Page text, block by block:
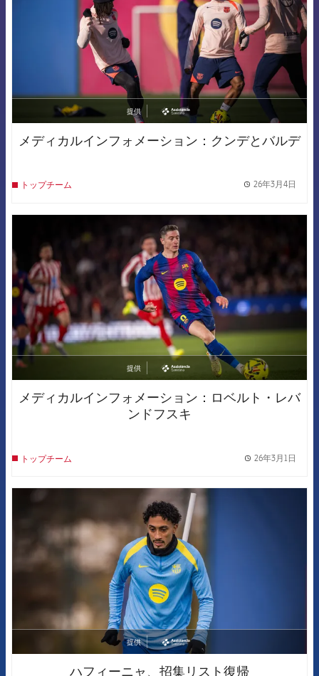
提供
asistencia
メディカルインフォメーション：クンデとバルデ
トップチーム 26年3月4日
FCB Barcelona badge
提供
asistencia
メディカルインフォメーション：ロベルト・レバ
ンドフスキ
トップチーム 26年3月1日
FCB Barcelona badge
提供
asistencia
ハフィーニャ、招集リスト復帰